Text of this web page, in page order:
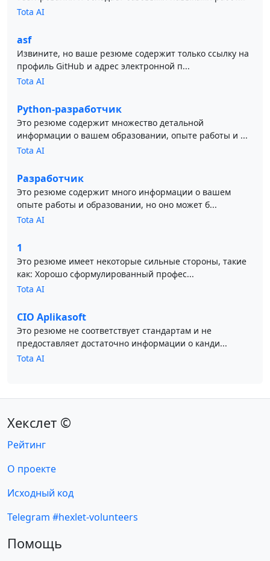
Tota AI
asf
Извините, но ваше резюме содержит только ссылку на
профиль GitHub и адрес электронной п...
Tota AI
Python-разработчик
Это резюме содержит множество детальной
информации о вашем образовании, опыте работы и ...
Tota AI
Разработчик
Это резюме содержит много информации о вашем
опыте работы и образовании, но оно может б...
Tota AI
1
Это резюме имеет некоторые сильные стороны, такие
как: Хорошо сформулированный профес...
Tota AI
CIO Aplikasoft
Это резюме не соответствует стандартам и не
предоставляет достаточно информации о канди...
Tota AI
Хекслет ©
Рейтинг
О проекте
Исходный код
Telegram #hexlet-volunteers
Помощь